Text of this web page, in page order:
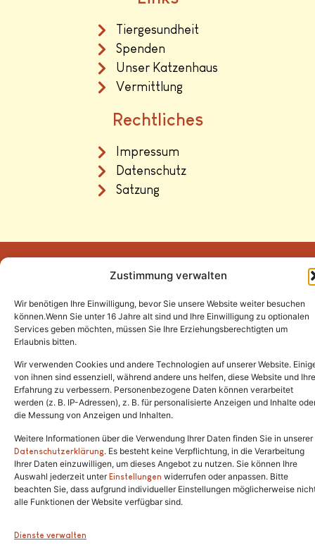
Zustimmung verwalten
Wir benötigen Ihre Einwilligung, bevor Sie unsere Website weiter besuchen
können.Wenn Sie unter 16 Jahre alt sind und Ihre Einwilligung zu optionalen
Services geben möchten, müssen Sie Ihre Erziehungsberechtigten um
Erlaubnis bitten.
Wir verwenden Cookies und andere Technologien auf unserer Website.
von ihnen sind essenziell, während andere uns helfen, diese Website und Ihre
Erfahrung zu verbessern. Personenbezogene Daten können verarbeitet
werden (z. B. IP-Adressen), z. B. für personalisierte Anzeigen und Inhalte
die Messung von Anzeigen und Inhalten.
Weitere Informationen über die Verwendung Ihrer Daten finden Sie in unserer
Datenschutzerklärung. Es besteht keine Verpflichtung, in die Verarbeitung
Ihrer Daten einzuwilligen, um dieses Angebot zu nutzen. Sie können Ihre
Auswahl jederzeit unterEinstellungen widerrufen oder anpassen. Bitte
beachten Sie, dass aufgrund individueller Einstellungen möglicherweise
alle Funktionen der Website verfügbar sind.
Dienste verwalten
Tiergesundheit
Spenden
Unser Katzenhaus
Vermittlung
Rechtliches
Impressum
Datenschutz
Satzung
Copyright © 2024. Alle Rechte vorbehalten.
Tel.:(02646) 915928
info@katzenschutzfreunde.de
Im Brandenfeld 22
53426 Schalkenbach